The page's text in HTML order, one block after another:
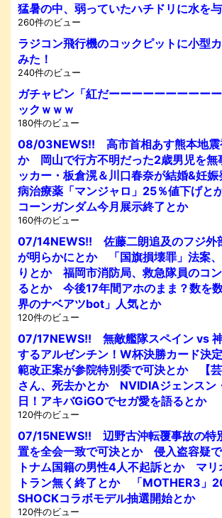
猛暑の中、弱っていたハチドリに水を
260件のビュー
ラジコン飛行機のコックピットに小型
みた！
240件のビュー
ガチャピン「紅だーーーーーーーーー
ックｗｗｗ
180件のビュー
08/03NEWS!! 高市首相あす熊本地震
か 岡山で行方不明だった2歳男児を
ッカー・板倉滉＆川口春奈が結婚&妊
病治療薬「マンジャロ」25％値下げ
コーンガンダム今月展示終了とか
160件のビュー
07/14NEWS!! 佐藤二朗追及のフジ外
が明らかにとか 「国旗損壊罪」法案
りとか 福岡市消防局、救急隊員のコ
るとか 今後17年間アホのまま？数を
界のナベアツbot」人気とか
120件のビュー
07/17NEWS!! 無敵艦隊スペイン vs
するアルゼンチン！W杯決勝カード決
範改正案が参院特別委で可決とか 【
さん、死去かとか NVIDIAジェンスン
日！アキバGiGOでセガ愛を語るとか
120件のビュー
07/15NEWS!! 辺野古沖転覆事故の特
置を全会一致で可決とか 侵入盗容疑
トナム国籍の男性4人不起訴とか マリ
トラン無く終了とか 「MOTHER3」
SHOCKコラボモデル抽選開始とか
120件のビュー